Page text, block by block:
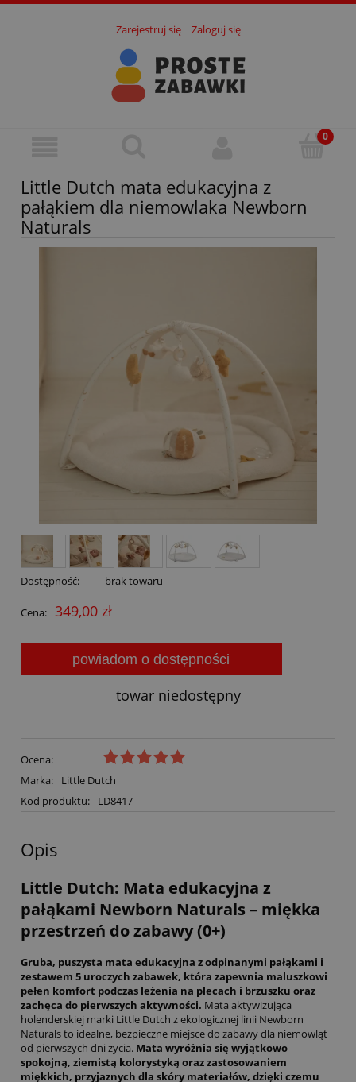
Zarejestruj się Zaloguj się
Little Dutch mata edukacyjna z
pałąkiem dla niemowlaka Newborn
Naturals
Dostępność: brak towaru
Cena: 349,00 zł
powiadom o dostępności
towar niedostępny
Ocena:
Marka:
Little Dutch
Kod produktu:
LD8417
Opis
Little Dutch: Mata edukacyjna z
pałąkami Newborn Naturals – miękka
przestrzeń do zabawy (0+)
Gruba, puszysta mata edukacyjna z odpinanymi pałąkami i
zestawem 5 uroczych zabawek, która zapewnia maluszkowi
pełen komfort podczas leżenia na plecach i brzuszku oraz
zachęca do pierwszych aktywności. Mata aktywizująca
holenderskiej marki Little Dutch z ekologicznej linii Newborn
Naturals to idealne, bezpieczne miejsce do zabawy dla niemowląt
od pierwszych dni życia. Mata wyróżnia się wyjątkowo
spokojną, ziemistą kolorystyką oraz zastosowaniem
miękkich, przyjaznych dla skóry materiałów, dzięki czemu